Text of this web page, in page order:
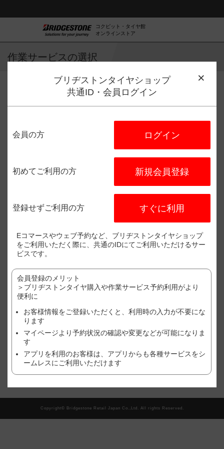
コクピット・タイヤ館
オンラインストア
作業サービスの選択
〒207-0022 東京都東大
042-567-0181
※表示価格はあくまで目安となります。
※店別、車種、サイズ別に価格が異なります。
※ご利用店舗でのご購入状況(追加作業や、廃タイヤ処理やゴムバルブ
さい。
※作業店舗以外で購入されたタイヤの場合は、作業料金が異なる場合
がございます。詳しくは、店舗にてご確認ください。
※おクルマ、タイヤ、ホイール等の状態により、作業をお断りする場
現在、この店舗では順番待ち予約を受け付けておりません。
翌日以降の予約をご希望の方はこちら
ブリヂストンタイヤショップ
共通ID・会員ログイン
会員の方 ログイン
初めてご利用の方 新規会員登録
登録せずご利用の方 すぐに利用
Eコマースやウェブ予約など、ブリヂストンタイヤショップ
をご利用いただく際に、共通のIDにてご利用いただけるサー
ビスです。
会員登録のメリット
＞ブリヂストンタイヤ購入や作業サービス予約利用がより
便利に
お客様情報をご登録いただくと、利用時の入力が不要にな
ります
マイページより予約状況の確認や変更などが可能になりま
す
アプリを利用のお客様は、アプリからも各種サービスをシ
ームレスにご利用いただけます
Copyright© Bridgestone Retail Japan Co.,Ltd. All rights Reserved.